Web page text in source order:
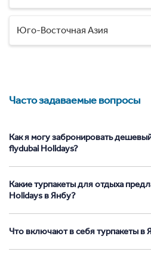
Юго-Восточная Азия
Часто задаваемые вопросы
Как я могу забронировать
flydubai Holidays?
Какие турпакеты для отдыха
Holidays в Янбу?
Что включают в себя турпакеты в